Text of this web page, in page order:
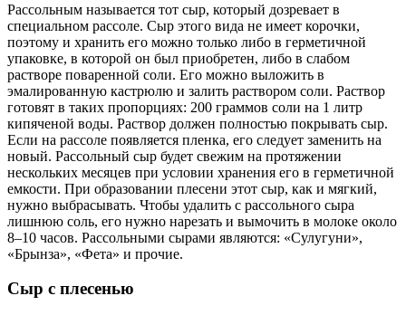
Рассольным называется тот сыр, который дозревает в
специальном рассоле. Сыр этого вида не имеет корочки,
поэтому и хранить его можно только либо в герметичной
упаковке, в которой он был приобретен, либо в слабом
растворе поваренной соли. Его можно выложить в
эмалированную кастрюлю и залить раствором соли. Раствор
готовят в таких пропорциях: 200 граммов соли на 1 литр
кипяченой воды. Раствор должен полностью покрывать сыр.
Если на рассоле появляется пленка, его следует заменить на
новый. Рассольный сыр будет свежим на протяжении
нескольких месяцев при условии хранения его в герметичной
емкости. При образовании плесени этот сыр, как и мягкий,
нужно выбрасывать. Чтобы удалить с рассольного сыра
лишнюю соль, его нужно нарезать и вымочить в молоке около
8–10 часов. Рассольными сырами являются: «Сулугуни»,
«Брынза», «Фета» и прочие.
Сыр с плесенью